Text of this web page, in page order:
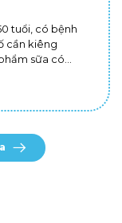
tuổi, có bệnh
cần kiêng
sữa có
Em cảm ơn bác